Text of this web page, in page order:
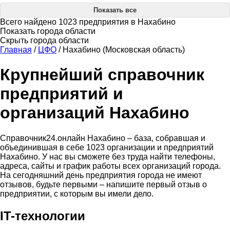
Показать все
Всего найдено 1023 предприятия в Нахабино
Показать города области
Скрыть города области
Главная / ЦФО / Нахабино (Московская область)
Крупнейший справочник
предприятий и
организаций Нахабино
Справочник24.онлайн Нахабино – база, собравшая и
объединившая в себе 1023 организации и предприятий
Нахабино. У нас вы сможете без труда найти телефоны,
адреса, сайты и график работы всех организаций города.
На сегодняшний день предприятия города не имеют
отзывов, будьте первыми – напишите первый отзыв о
предприятии, с которым вы имели дело.
IT-технологии